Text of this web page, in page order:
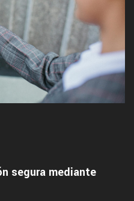
segura mediante